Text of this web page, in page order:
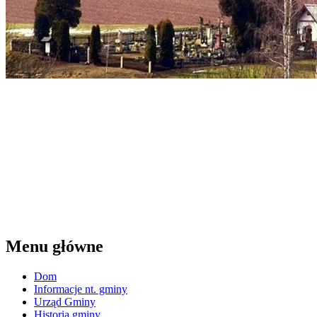
Menu główne
Dom
Informacje nt. gminy
Urząd Gminy
Historia gminy